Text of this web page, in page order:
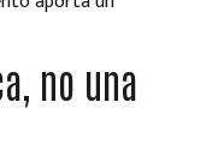
no una